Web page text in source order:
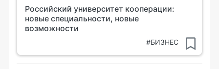
Российский университет кооперации:
новые специальности, новые
возможности
#БИЗНЕС